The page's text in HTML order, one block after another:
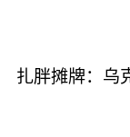
扎胖摊牌：乌